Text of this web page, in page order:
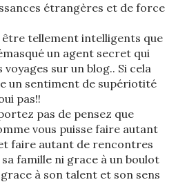
étrangères et de force
être tellement intelligents que
un agent secret qui
voyages sur un blog.. Si cela
un sentiment de supériotité
pas!!
pas de pensez que
vous puisse faire autant
faire autant de rencontres
famille ni grace à un boulot
à son talent et son sens